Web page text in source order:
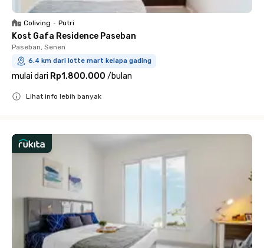
Coliving • Putri
Kost Gafa Residence Paseban
Paseban, Senen
6.4 km dari lotte mart kelapa gading
mulai dari Rp1.800.000 /bulan
Lihat info lebih banyak